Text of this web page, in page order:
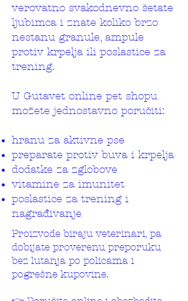
verovatno svakodnevno šetate
ljubimca i znate koliko brzo
nestanu granule, ampule
protiv krpelja ili poslastice za
trening.
U Gutavet online pet shopu
možete jednostavno poručiti:
hranu za aktivne pse
preparate protiv buva i krpelja
dodatke za zglobove
vitamine za imunitet
poslastice za trening i
nagrađivanje
Proizvode biraju veterinari, pa
dobijate proverenu preporuku
bez lutanja po policama i
pogrešne kupovine.